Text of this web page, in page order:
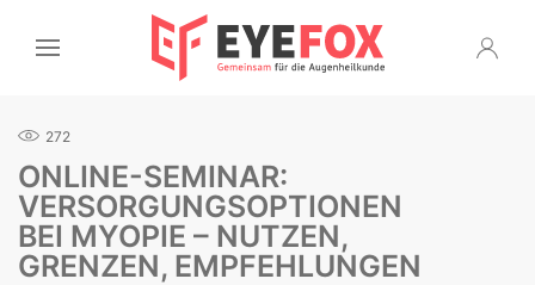
272
ONLINE-SEMINAR:
VERSORGUNGSOPTIONEN
BEI MYOPIE – NUTZEN,
GRENZEN, EMPFEHLUNGEN